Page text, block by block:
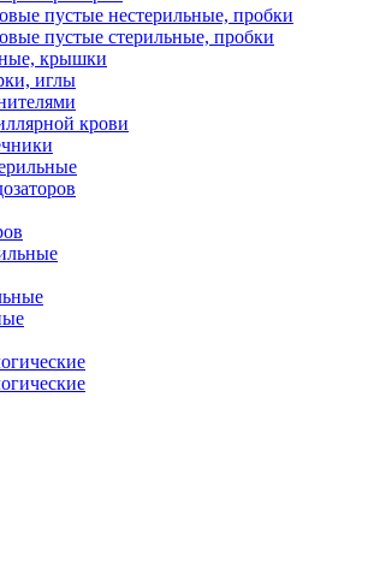
пустые нестерильные, пробки
пустые стерильные, пробки
крышки
иглы
крови